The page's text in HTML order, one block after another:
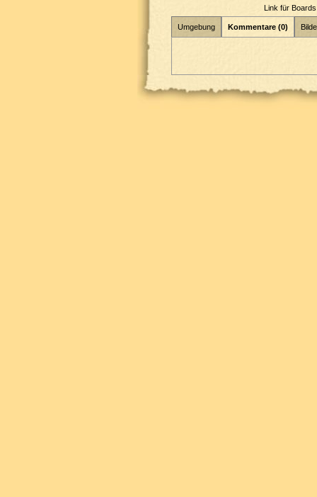
Link für
Umgebung Kommentare (0)